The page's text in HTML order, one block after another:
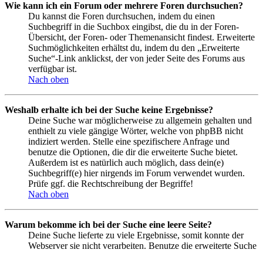
Wie kann ich ein Forum oder mehrere Foren durchsuchen?
Du kannst die Foren durchsuchen, indem du einen
Suchbegriff in die Suchbox eingibst, die du in der Foren-
Übersicht, der Foren- oder Themenansicht findest. Erweiterte
Suchmöglichkeiten erhältst du, indem du den „Erweiterte
Suche“-Link anklickst, der von jeder Seite des Forums aus
verfügbar ist.
Nach oben
Weshalb erhalte ich bei der Suche keine Ergebnisse?
Deine Suche war möglicherweise zu allgemein gehalten und
enthielt zu viele gängige Wörter, welche von phpBB nicht
indiziert werden. Stelle eine spezifischere Anfrage und
benutze die Optionen, die dir die erweiterte Suche bietet.
Außerdem ist es natürlich auch möglich, dass dein(e)
Suchbegriff(e) hier nirgends im Forum verwendet wurden.
Prüfe ggf. die Rechtschreibung der Begriffe!
Nach oben
Warum bekomme ich bei der Suche eine leere Seite?
Deine Suche lieferte zu viele Ergebnisse, somit konnte der
Webserver sie nicht verarbeiten. Benutze die erweiterte Suche